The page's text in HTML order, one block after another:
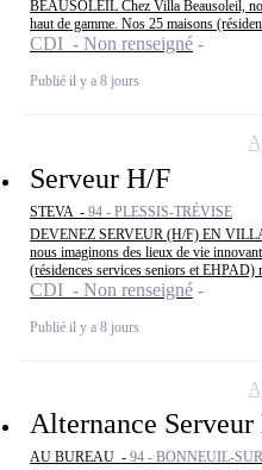
BEAUSOLEIL Chez Villa Beausoleil,
haut de gamme. Nos 25 maisons
CDI - Non renseigné
Publié il y a 8 jours
Serveur H/F
STEVA - 94 - PLESSIS-TRÉVISE
DEVENEZ SERVEUR (H/F) EN
nous imaginons des lieux de vie
(résidences services seniors et EHPAD)
CDI - Non renseigné
Publié il y a 8 jours
Alternance Serveur
AU BUREAU - 94 - BONNEUIL-